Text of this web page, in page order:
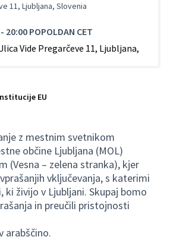
11, Ljubljana, Slovenia
- 20:00 POPOLDAN CET
EU
z mestnim svetnikom
občine Ljubljana (MOL)
(Vesna – zelena stranka), kjer
vključevanja, s katerimi
živijo v Ljubljani. Skupaj bomo
in preučili pristojnosti
arabščino.